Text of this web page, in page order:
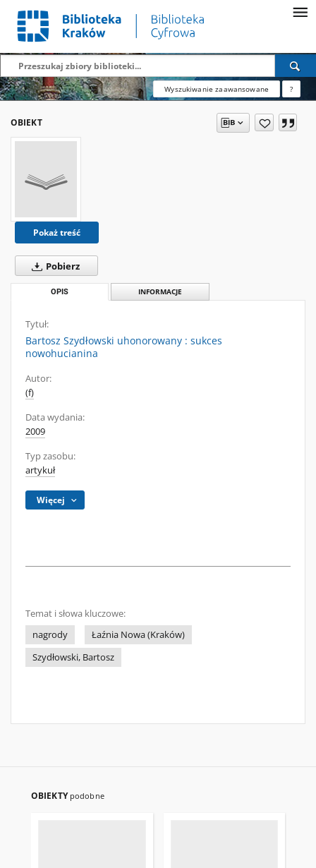
Wyszukiwanie zaawansowane ?
OBIEKT
Pokaż treść
Pobierz
OPIS INFORMACJE
Tytuł:
Bartosz Szydłowski uhonorowany : sukces
nowohucianina
Autor:
(f)
Data wydania:
2009
Typ zasobu:
artykuł
Więcej
Temat i słowa kluczowe:
nagrody
Łaźnia Nowa (Kraków)
Szydłowski, Bartosz
OBIEKTY podobne